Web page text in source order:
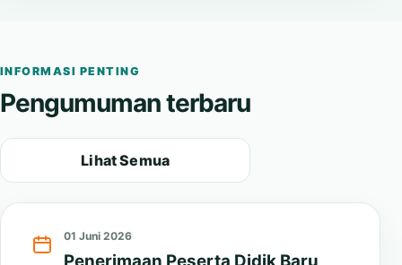
INFORMASI PENTING
Pengumuman terbaru
Lihat Semua
01 Juni 2026